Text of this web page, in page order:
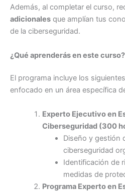
Además, al completar el curso,
adicionales que amplían tus
de la ciberseguridad.
¿Qué aprenderás en este curso?
El programa incluye los
enfocado en un área específica
Experto Ejecutivo en
Ciberseguridad (300
Diseño y gestión
ciberseguridad
Identificación de
medidas de
Programa Experto en